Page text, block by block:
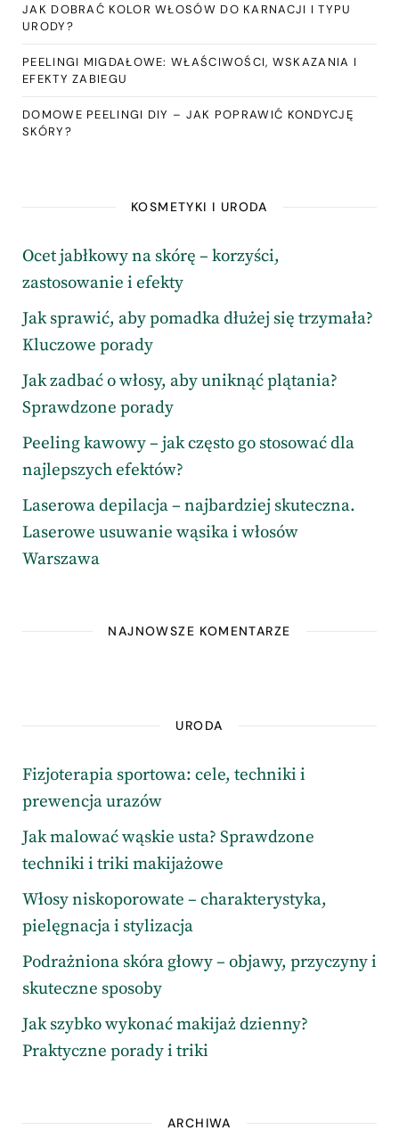
JAK DOBRAĆ KOLOR WŁOSÓW DO KARNACJI I TYPU
URODY?
PEELINGI MIGDAŁOWE: WŁAŚCIWOŚCI, WSKAZANIA I
EFEKTY ZABIEGU
DOMOWE PEELINGI DIY – JAK POPRAWIĆ KONDYCJĘ
SKÓRY?
KOSMETYKI I URODA
Ocet jabłkowy na skórę – korzyści,
zastosowanie i efekty
Jak sprawić, aby pomadka dłużej się trzymała?
Kluczowe porady
Jak zadbać o włosy, aby uniknąć plątania?
Sprawdzone porady
Peeling kawowy – jak często go stosować dla
najlepszych efektów?
Laserowa depilacja – najbardziej skuteczna.
Laserowe usuwanie wąsika i włosów
Warszawa
NAJNOWSZE KOMENTARZE
URODA
Fizjoterapia sportowa: cele, techniki i
prewencja urazów
Jak malować wąskie usta? Sprawdzone
techniki i triki makijażowe
Włosy niskoporowate – charakterystyka,
pielęgnacja i stylizacja
Podrażniona skóra głowy – objawy, przyczyny i
skuteczne sposoby
Jak szybko wykonać makijaż dzienny?
Praktyczne porady i triki
ARCHIWA